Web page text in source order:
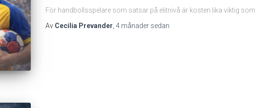
För handbollsspelare som satsar på elitnivå är kosten lika viktig som
Av Cecilia Prevander 4 månadersedan